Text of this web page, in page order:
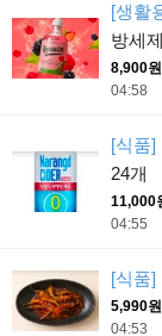
[생활
방세
8,900원
04:58
[식품]
24개
11,000
04:55
[식품]
5,990원
04:53